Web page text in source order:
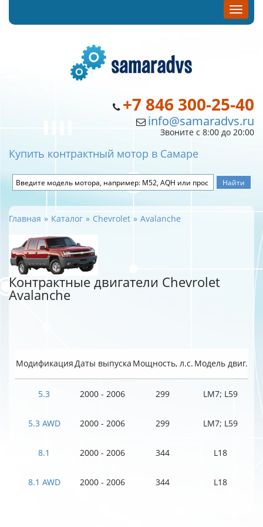
+7 846 300-25-40
info@samaradvs.ru
Звоните с 8:00 до 20:00
Купить контрактный мотор в Самаре
Главная Каталог Chevrolet Avalanche
Контрактные двигатели Chevrolet
Avalanche
МодификацияДаты выпуска Мощность, л.с. Модель двиг.
5.3 2000 - 2006 299 LM7; L59
5.3 AWD 2000 - 2006 299 LM7; L59
8.1 2000 - 2006 344 L18
8.1 AWD 2000 - 2006 344 L18